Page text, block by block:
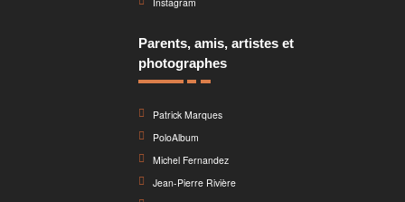
Parents, amis, artistes et
photographes
Patrick Marques
PoloAlbum
Michel Fernandez
Jean-Pierre Rivière